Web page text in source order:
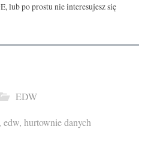
lub po prostu nie interesujesz się
EDW
edw, hurtownie danych